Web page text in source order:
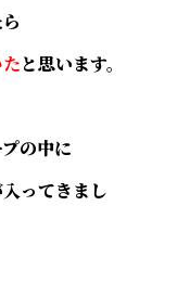
と思います。
の中に
ってきまし